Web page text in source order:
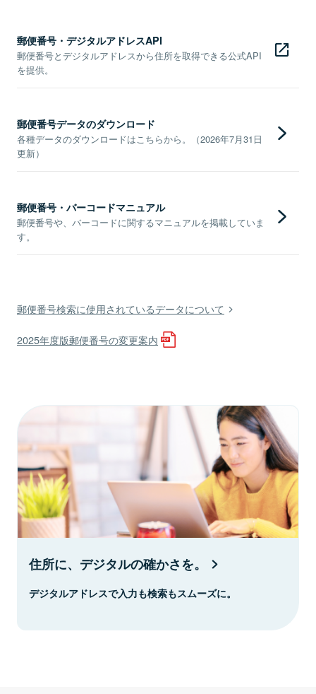
郵便番号・デジタルアドレスAPI
郵便番号とデジタルアドレスから住所を取得できる公式API
を提供。
郵便番号データのダウンロード
各種データのダウンロードはこちらから。（2026年7月31日
更新）
郵便番号・バーコードマニュアル
郵便番号や、バーコードに関するマニュアルを掲載していま
す。
郵便番号検索に使用されているデータについて
2025年度版郵便番号の変更案内
住所に、デジタルの確かさを。
デジタルアドレスで入力も検索もスムーズに。